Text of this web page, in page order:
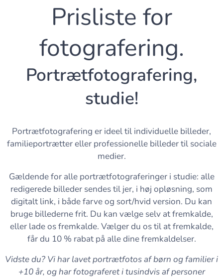
Prisliste for
fotografering.
Portrætfotografering,
studie!
Portrætfotografering er ideel til individuelle billeder,
familieportrætter eller professionelle billeder til sociale
medier.
Gældende for alle portrætfotograferinger i studie: alle
redigerede billeder sendes til jer, i høj opløsning, som
digitalt link, i både farve og sort/hvid version. Du kan
bruge billederne frit. Du kan vælge selv at fremkalde,
eller lade os fremkalde. Vælger du os til at fremkalde,
får du 10 % rabat på alle dine fremkaldelser.
Vidste du? Vi har lavet portrætfotos af børn og familier i
+10 år, og har fotograferet i tusindvis af personer